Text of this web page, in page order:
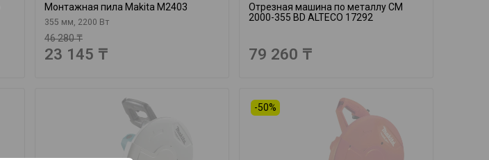
Монтажная пила Makita M2403
355 мм, 2200 Вт
46 280 ₸
23 145 ₸
Отрезная машина по металлу CM
2000-355 BD ALTECO 17292
79 260 ₸
-50%